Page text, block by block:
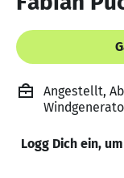
Angestellt,
Logg Dich ein,